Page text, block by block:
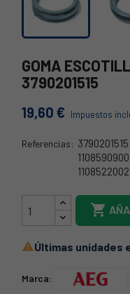
GOMA
3790201515
19,60 € Impuestos
Referencias: 3790201515
1108590900
1108522002

Últimas unidades
Marca: